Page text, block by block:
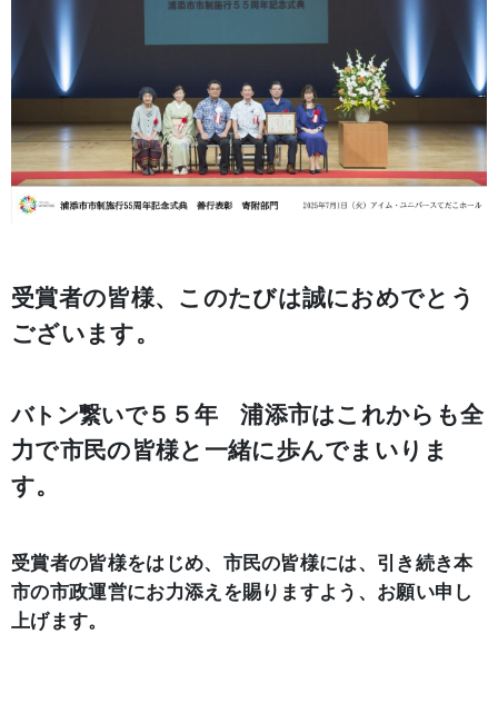
受賞者の皆様、このたびは誠におめでとう
ございます。
バトン繋いで５５年
浦添市はこれからも全
力で市民の皆様と一緒に歩んでまいりま
す。
受賞者の皆様をはじめ、市民の皆様には、引き続き本
市の市政運営にお力添えを賜りますよう、お願い申し
上げます。